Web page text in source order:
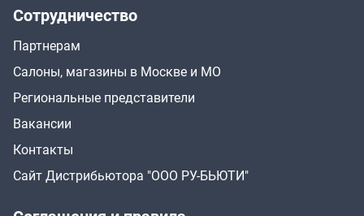
Сотрудничество
Партнерам
Салоны, магазины в Москве и МО
Региональные представители
Вакансии
Контакты
Сайт Дистрибьютора "ООО РУ-БЬЮТИ"